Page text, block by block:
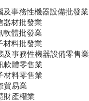
及事務性機器設備批發業
器材批發業
軟體批發業
材料批發業
及事務性機器設備零售業
軟體零售業
材料零售業
貿易業
財產權業